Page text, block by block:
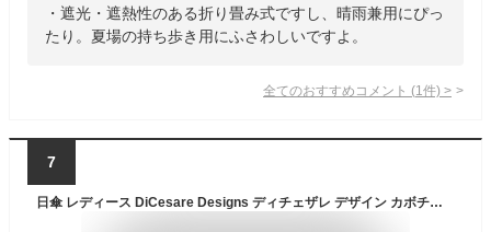
・遮光・遮熱性のある折り畳み式ですし、晴雨兼用にぴっ
たり。夏場の持ち歩き用にふさわしいですよ。
全てのおすすめコメント (1 件) >
7
日傘 レディース DiCesare Designs ディチェザレ デザイン カボチャ ヴァンカンツァ 晴雨兼用傘 傘 かさ カサ 日傘 umbrella 婦人傘 デザイン傘 長傘 おしゃれ かわいい デザイン 女性用 婦人用 贈り物 ギフト プレゼント エレガント パンプキン型 日本製